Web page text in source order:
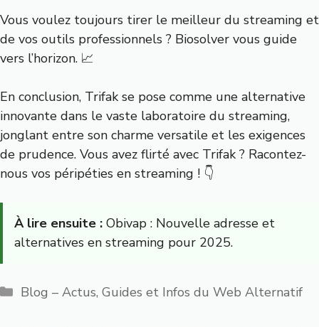
Vous voulez toujours tirer le meilleur du streaming et
de vos outils professionnels ? Biosolver vous guide
vers l’horizon. 📈
En conclusion, Trifak se pose comme une alternative
innovante dans le vaste laboratoire du streaming,
jonglant entre son charme versatile et les exigences
de prudence. Vous avez flirté avec Trifak ? Racontez-
nous vos péripéties en streaming ! 👇
À lire ensuite : Obivap : Nouvelle adresse et
alternatives en streaming pour 2025.
Catégories
Blog – Actus, Guides et Infos du Web Alternatif